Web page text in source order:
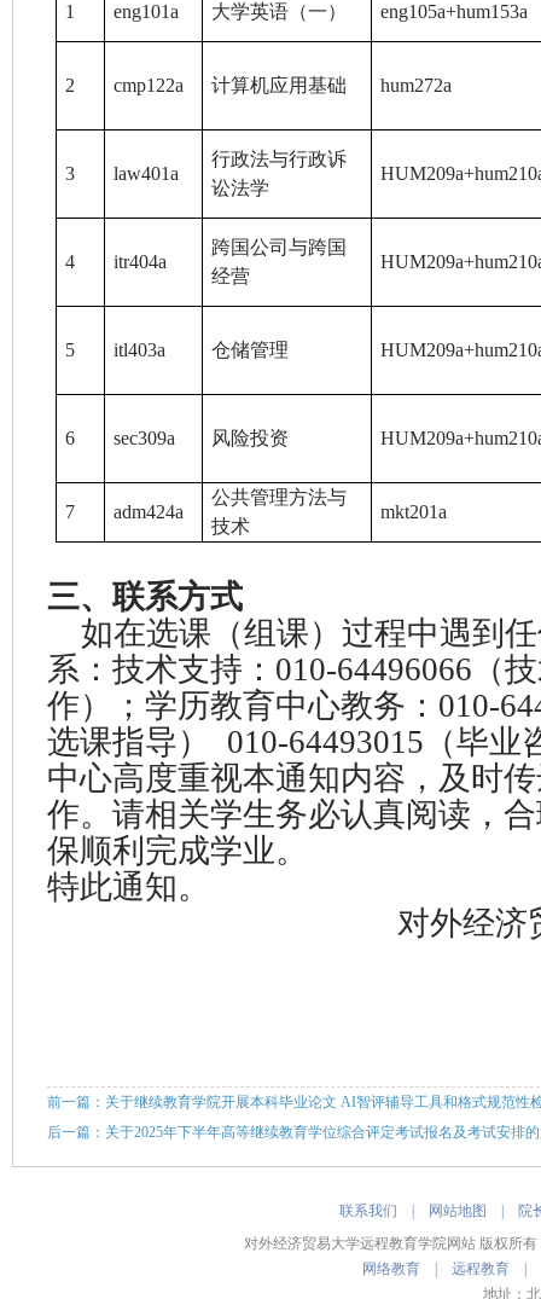
1 eng101a 大学英语（一） eng105a+hum153a
2 cmp122a 计算机应用基础 hum272a
3 law401a
行政法与行政诉
讼法学
4 itr404a
跨国公司与跨国
经营
5 itl403a 仓储管理
6 sec309a 风险投资
7 adm424a
公共管理方法与
技术
mkt201a
三、联系方式
如在选课（组课）过程中遇到
系：技术支持：010-64496066（
作）；学历教育中心教务：010-
选课指导） 010-64493015（毕业
中心高度重视本通知内容，及时
作。请相关学生务必认真阅读，
保顺利完成学业。
特此通知。
对外经济
前一篇：关于继续教育学院开展本科毕业论文 AI智评辅导工具和格式规范性
后一篇：关于2025年下半年高等继续教育学位综合评定考试报名及考试安排